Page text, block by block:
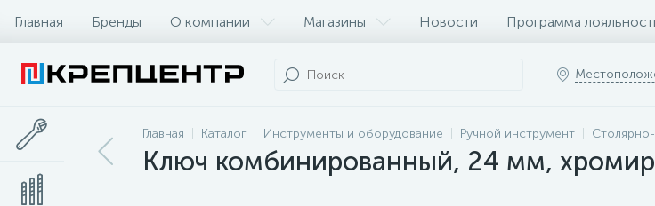
Главная Бренды О компании Магазины Новости Программа
Главная Каталог Инструменты и оборудование Ручной инструмент
Ключ комбинированный, 24 мм,